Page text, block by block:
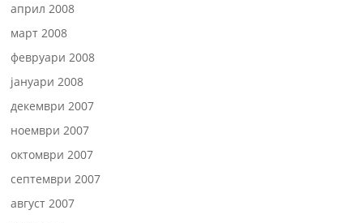
април 2008
март 2008
февруари 2008
јануари 2008
декември 2007
ноември 2007
октомври 2007
септември 2007
август 2007